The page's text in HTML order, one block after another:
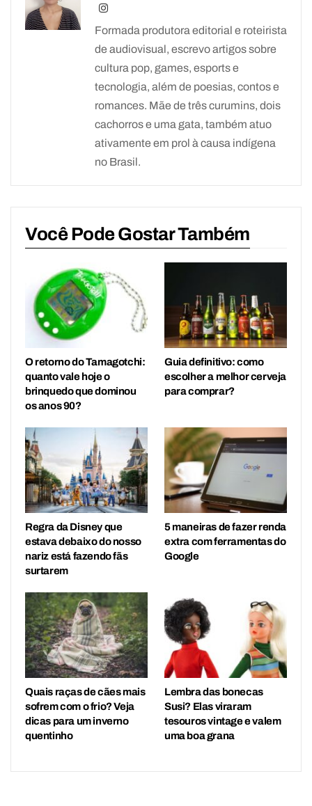
Formada produtora editorial e roteirista
de audiovisual, escrevo artigos sobre
cultura pop, games, esports e
tecnologia, além de poesias, contos e
romances. Mãe de três curumins, dois
cachorros e uma gata, também atuo
ativamente em prol à causa indígena
no Brasil.
Você Pode Gostar Também
O retorno do Tamagotchi:
quanto vale hoje o
brinquedo que dominou
os anos 90?
Guia definitivo: como
escolher a melhor cerveja
para comprar?
Regra da Disney que
estava debaixo do nosso
nariz está fazendo fãs
surtarem
5 maneiras de fazer renda
extra com ferramentas do
Google
Quais raças de cães mais
sofrem com o frio? Veja
dicas para um inverno
quentinho
Lembra das bonecas
Susi? Elas viraram
tesouros vintage e valem
uma boa grana